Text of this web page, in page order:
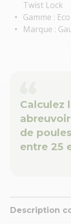
Twist Lock
Gamme : Eco
Marque :
Calculez
de
entre 25
Description